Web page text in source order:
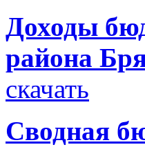
Доходы
района
скачать
Сводная